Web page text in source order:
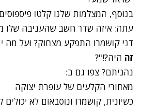
בנוסף, המצלמות שלנו קלטו
עתה: איזה שדר חשב שהעניבה שלו
דני קושמרו התפקע מצחוק? ועל מה
זה היה?!"?
נהניתם? צפו גם ב:
מאחורי הקלעים של עופרת יצוקה
כשיונית, קושמרו ונוסבאום לא